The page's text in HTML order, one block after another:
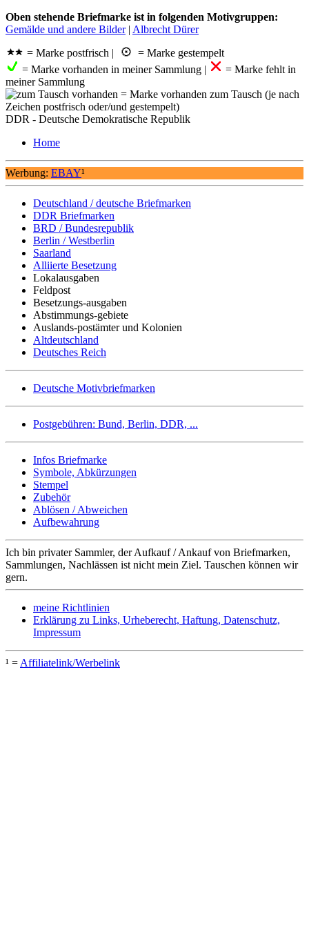
Oben stehende Briefmarke ist in folgenden Motivgruppen:
Gemälde und andere Bilder| Albrecht Dürer
= Marke postfrisch |
= Marke gestempelt
= Marke vorhanden in meiner Sammlung |
= Marke fehlt in
meiner Sammlung
= Marke vorhanden zum Tausch (je nach
Zeichen postfrisch oder/und gestempelt)
DDR - Deutsche Demokratische Republik
Home
Werbung: EBAY¹
Deutschland / deutsche Briefmarken
DDR Briefmarken
BRD / Bundesrepublik
Berlin / Westberlin
Saarland
Alliierte Besetzung
Lokalausgaben
Feldpost
Besetzungs-ausgaben
Abstimmungs-gebiete
Auslands-postämter und Kolonien
Altdeutschland
Deutsches Reich
Deutsche Motivbriefmarken
Postgebühren: Bund, Berlin, DDR, ...
Infos Briefmarke
Symbole, Abkürzungen
Stempel
Zubehör
Ablösen / Abweichen
Aufbewahrung
Ich bin privater Sammler, der Aufkauf / Ankauf von Briefmarken,
Sammlungen, Nachlässen ist nicht mein Ziel. Tauschen können wir
gern.
meine Richtlinien
Erklärung zu Links, Urheberecht, Haftung, Datenschutz,
Impressum
¹ = Affiliatelink/Werbelink